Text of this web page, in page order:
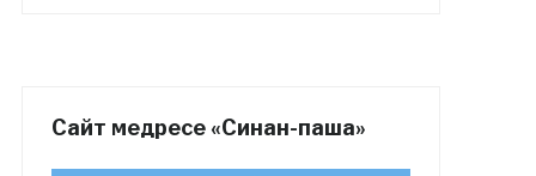
Сайт медресе «Синан-паша»